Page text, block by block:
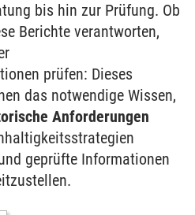
bis hin zur Prüfung. Ob
Berichte verantworten,
prüfen: Dieses
das notwendige Wissen,
Anforderungen
geprüfte Informationen